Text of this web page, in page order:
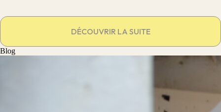
DÉCOUVRIR LA SUITE
Blog